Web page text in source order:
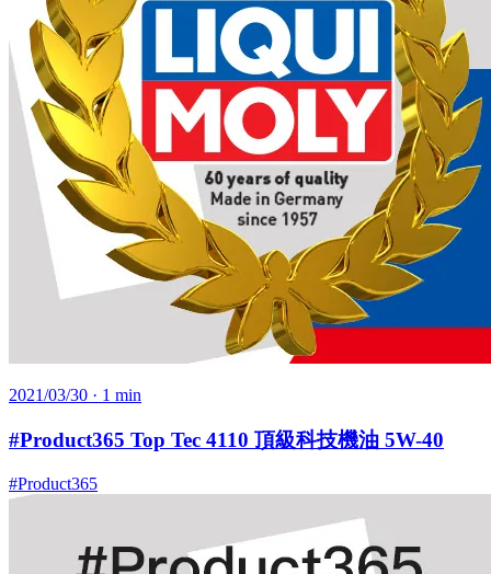
2021/03/30 · 1 min
#Product365 Top Tec 4110 頂級科技機油 5W-40
#Product365